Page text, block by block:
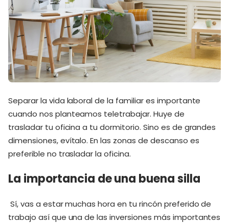
Separar la vida laboral de la familiar es importante
cuando nos planteamos teletrabajar. Huye de
trasladar tu oficina a tu dormitorio. Sino es de grandes
dimensiones, evítalo. En las zonas de descanso es
preferible no trasladar la oficina.
La importancia de una buena silla
Sí, vas a estar muchas hora en tu rincón preferido de
trabajo así que una de las inversiones más importantes